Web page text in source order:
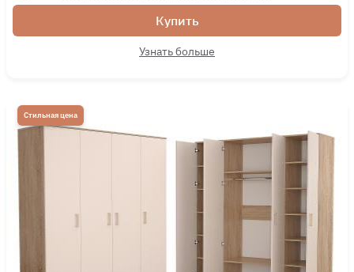
Купить
Узнать больше
Стильная цена